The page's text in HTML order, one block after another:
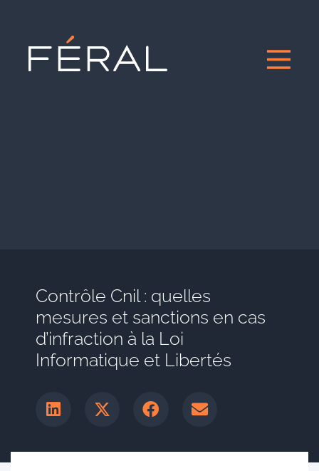
Contrôle Cnil : quelles
mesures et sanctions en cas
d’infraction à la Loi
Informatique et Libertés